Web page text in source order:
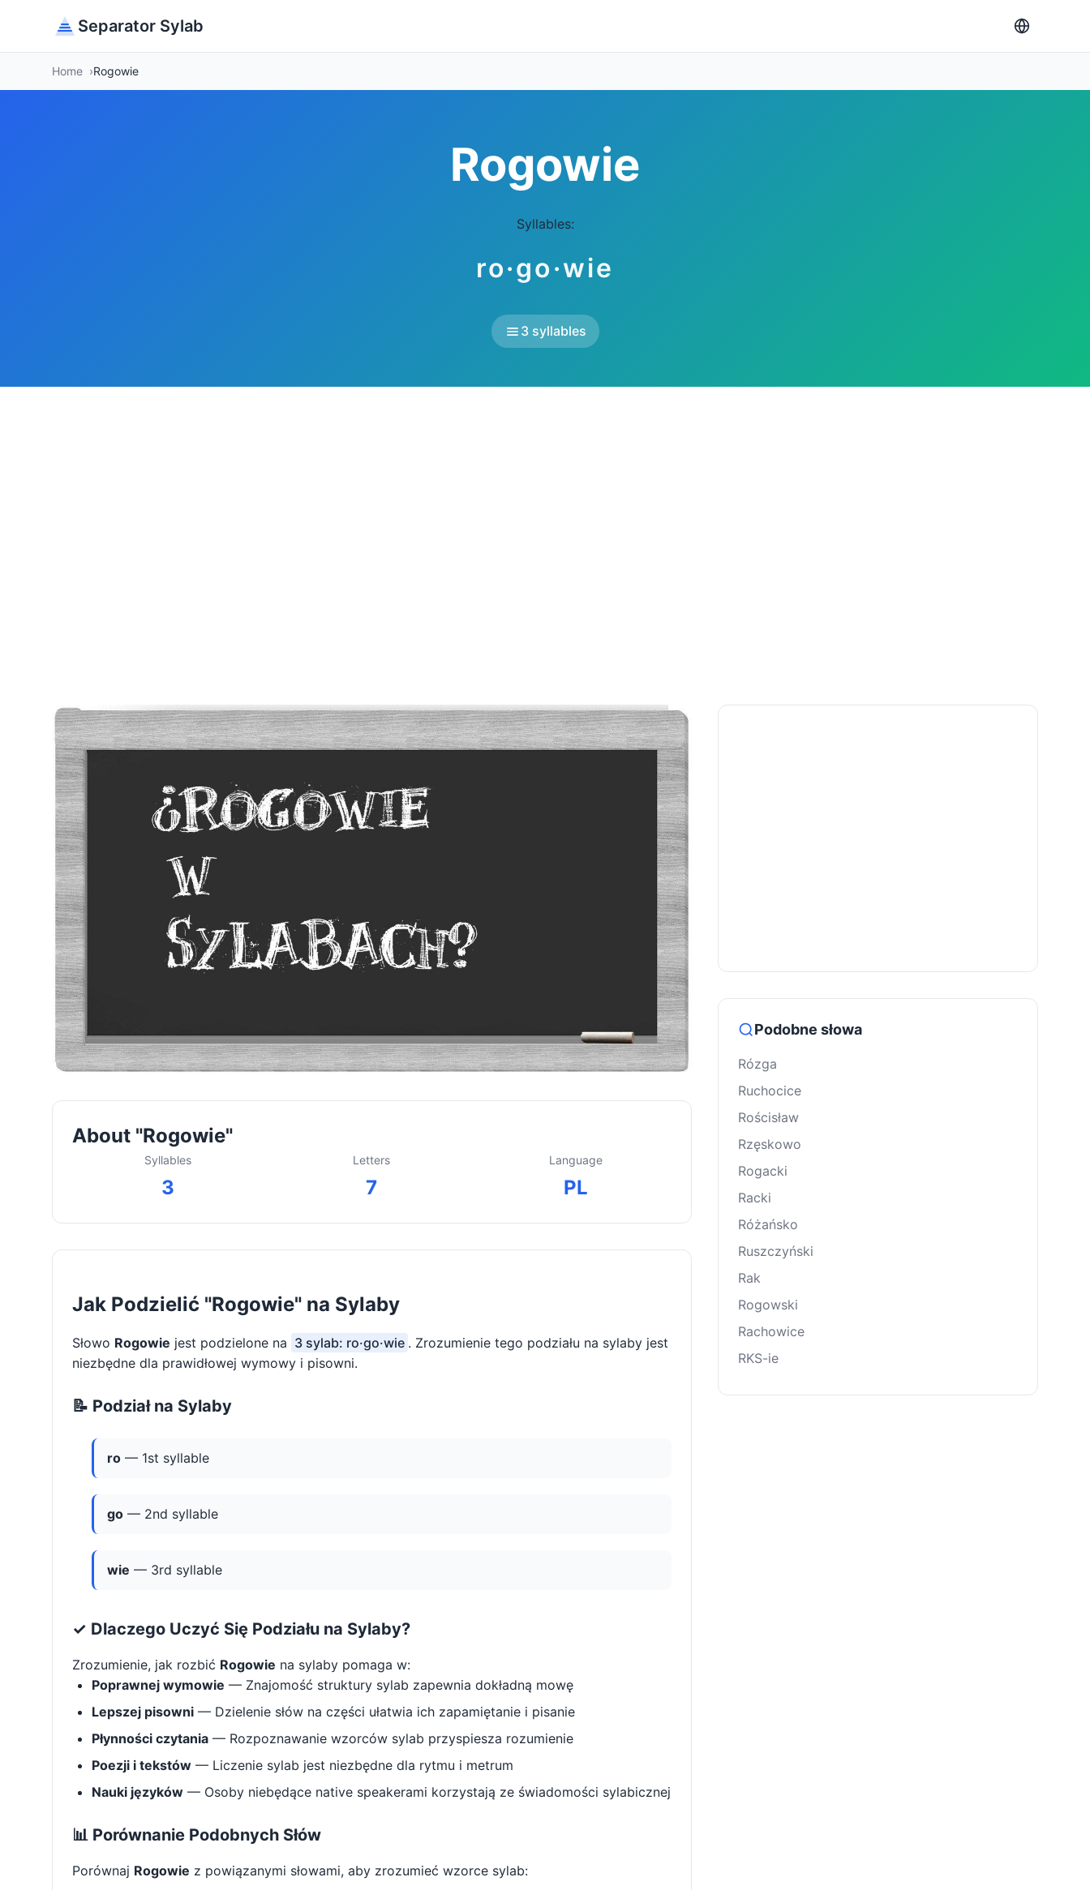
Separator Sylab
Home Rogowie
Rogowie
Syllables:
ro·go·wie
3 syllables
About "Rogowie"
Syllables
3
Letters
7
Language
PL
Jak Podzielić "Rogowie" na Sylaby
Słowo Rogowie jest podzielone na 3 sylab: ro·go·wie . Zrozumienie tego podziału na sylaby jest
niezbędne dla prawidłowej wymowy i pisowni.
📝 Podział na Sylaby
ro — 1st syllable
go — 2nd syllable
wie — 3rd syllable
✓ Dlaczego Uczyć Się Podziału na Sylaby?
Zrozumienie, jak rozbić Rogowie na sylaby pomaga w:
Poprawnej wymowie — Znajomość struktury sylab zapewnia dokładną mowę
Lepszej pisowni — Dzielenie słów na części ułatwia ich zapamiętanie i pisanie
Płynności czytania — Rozpoznawanie wzorców sylab przyspiesza rozumienie
Poezji i tekstów — Liczenie sylab jest niezbędne dla rytmu i metrum
Nauki języków — Osoby niebędące native speakerami korzystają ze świadomości sylabicznej
📊 Porównanie Podobnych Słów
Porównaj Rogowie z powiązanymi słowami, aby zrozumieć wzorce sylab:
Podobne słowa
Rózga
Ruchocice
Rościsław
Rzęskowo
Rogacki
Racki
Różańsko
Ruszczyński
Rak
Rogowski
Rachowice
RKS-ie